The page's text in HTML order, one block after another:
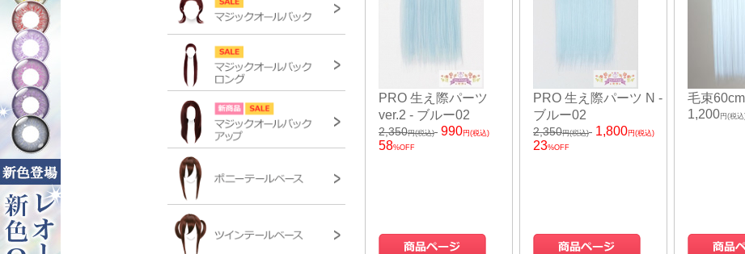
PRO 生え際パーツ
ver.2 - ブルー02
2,350円(税込) 990円(税込)
58%OFF
PRO 生え際パーツ N -
ブルー02
2,350円(税込) 1,800円(税込)
23%OFF
毛束
1,200円(税